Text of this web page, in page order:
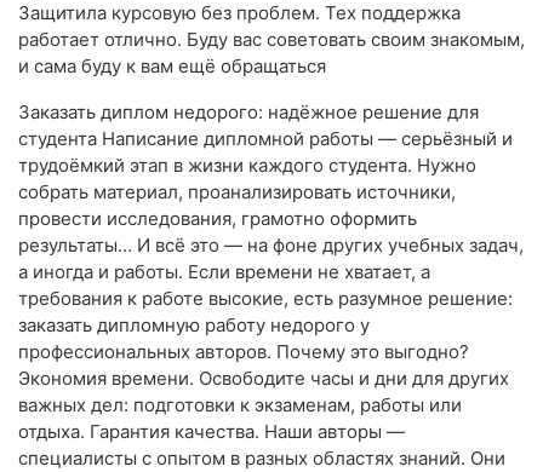
Защитила курсовую без проблем. Тех поддержка
работает отлично. Буду вас советовать своим знакомым,
и сама буду к вам ещё обращаться
Заказать диплом недорого: надёжное решение для
студента Написание дипломной работы — серьёзный и
трудоёмкий этап в жизни каждого студента. Нужно
собрать материал, проанализировать источники,
провести исследования, грамотно оформить
результаты… И всё это — на фоне других учебных задач,
а иногда и работы. Если времени не хватает, а
требования к работе высокие, есть разумное решение:
заказать дипломную работу недорого у
профессиональных авторов. Почему это выгодно?
Экономия времени. Освободите часы и дни для других
важных дел: подготовки к экзаменам, работы или
отдыха. Гарантия качества. Наши авторы —
специалисты с опытом в разных областях знаний. Они